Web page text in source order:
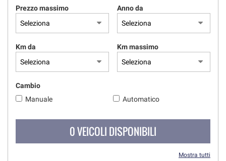
Prezzo massimo Anno da
Km da Km massimo
Cambio
Manuale
Automatico
0 VEICOLI DISPONIBILI
Mostra tutti